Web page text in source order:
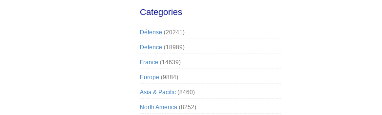
Categories
Défense (20241)
Defence (18989)
France (14639)
Europe (9884)
Asia & Pacific (8460)
North America (8252)